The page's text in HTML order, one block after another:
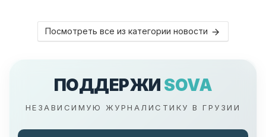
Посмотреть все из категории новости
ПОДДЕРЖИ SOVA
НЕЗАВИСИМУЮ ЖУРНАЛИСТИКУ В ГРУЗИИ